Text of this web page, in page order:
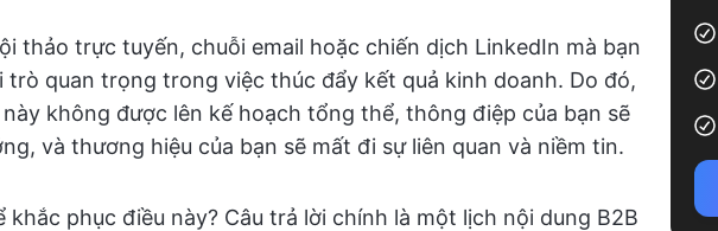
thảo trực tuyến, chuỗi email hoặc chiến dịch LinkedIn mà bạn
trò quan trọng trong việc thúc đẩy kết quả kinh doanh. Do đó,
không được lên kế hoạch tổng thể, thông điệp của bạn sẽ
và thương hiệu của bạn sẽ mất đi sự liên quan và niềm tin.
khắc phục điều này? Câu trả lời chính là một lịch nội dung B2B